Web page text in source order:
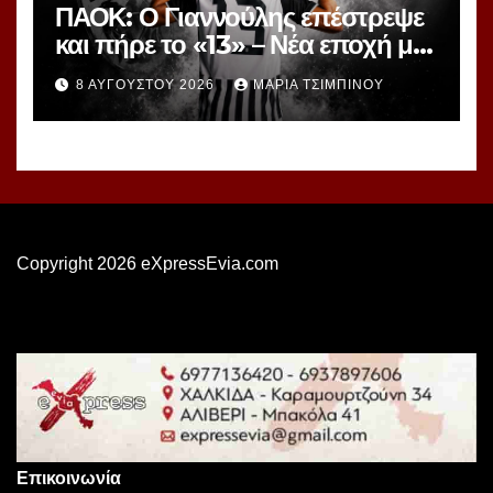
ΠΑΟΚ: Ο Γιαννούλης επέστρεψε
και πήρε το «13» – Νέα εποχή με
γνώριμο αριθμό
8 ΑΥΓΟΎΣΤΟΥ 2026 ΜΑΡΊΑ ΤΣΙΜΠΙΝΟΎ
Copyright 2026 eXpressEvia.com
Επικοινωνία